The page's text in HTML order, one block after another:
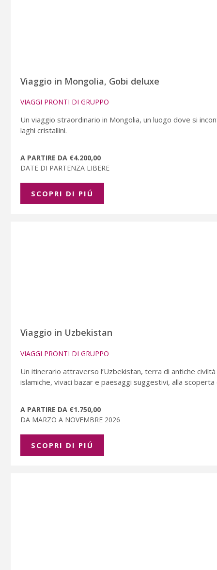
Viaggio in Mongolia, Gobi deluxe
VIAGGI PRONTI DI GRUPPO
Un viaggio straordinario in Mongolia, un luogo dove si
laghi cristallini.
A PARTIRE DA €4.200,00
DATE DI PARTENZA LIBERE
SCOPRI DI PIÚ
Viaggio in Uzbekistan
VIAGGI PRONTI DI GRUPPO
Un itinerario attraverso l’Uzbekistan, terra di antiche
islamiche, vivaci bazar e paesaggi suggestivi, alla
A PARTIRE DA €1.750,00
DA MARZO A NOVEMBRE 2026
SCOPRI DI PIÚ